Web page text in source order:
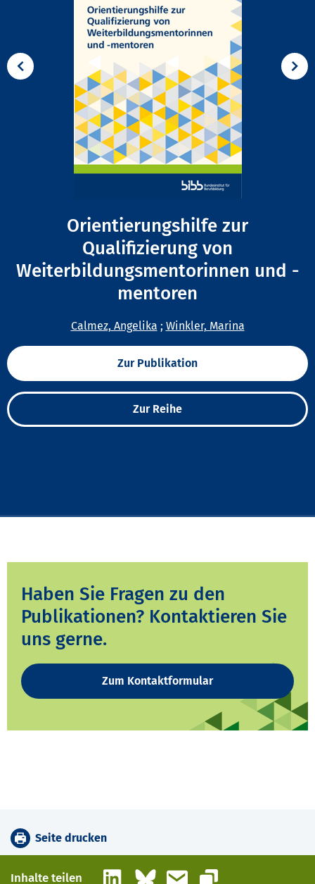
Orientierungshilfe zur
Qualifizierung von
Weiterbildungsmentorinnen und -
mentoren
Calmez, Angelika ; Winkler, Marina
Zur Publikation
Zur Reihe
Haben Sie Fragen zu den
Publikationen? Kontaktieren Sie
uns gerne.
Zum Kontaktformular
Seite drucken
Inhalte teilen LinkedInBlueskyE-Mail